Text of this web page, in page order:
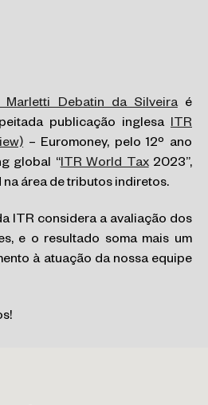
Marletti Debatin da Silveiraé
publicação inglesa ITR
– Euromoney, pelo 12º ano
global “ITR World Tax2023”,
área de tributos indiretos.
ITR considera a avaliação dos
e o resultado soma mais um
à atuação da nossa equipe